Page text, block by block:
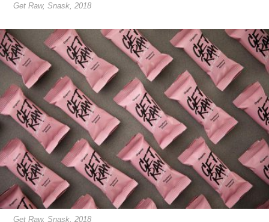
Get Raw, Snask, 2018
Get Raw, Snask, 2018